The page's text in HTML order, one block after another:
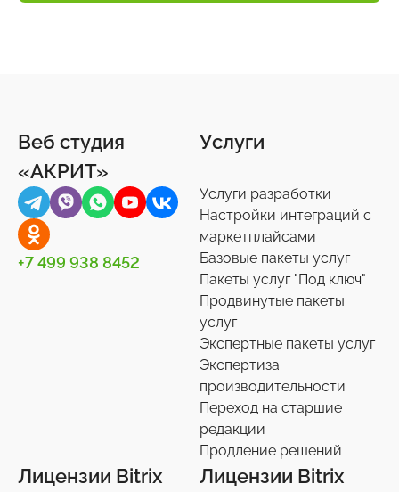
Веб студия
«АКРИТ»
+7 499 938 8452
Услуги
Услуги разработки
Настройки интеграций с
маркетплайсами
Базовые пакеты услуг
Пакеты услуг "Под ключ"
Продвинутые пакеты
услуг
Экспертные пакеты услуг
Экспертиза
производительности
Переход на старшие
редакции
Продление решений
Лицензии Bitrix
Лицензии Bitrix